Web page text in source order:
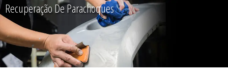
Recuperação De Parachoques